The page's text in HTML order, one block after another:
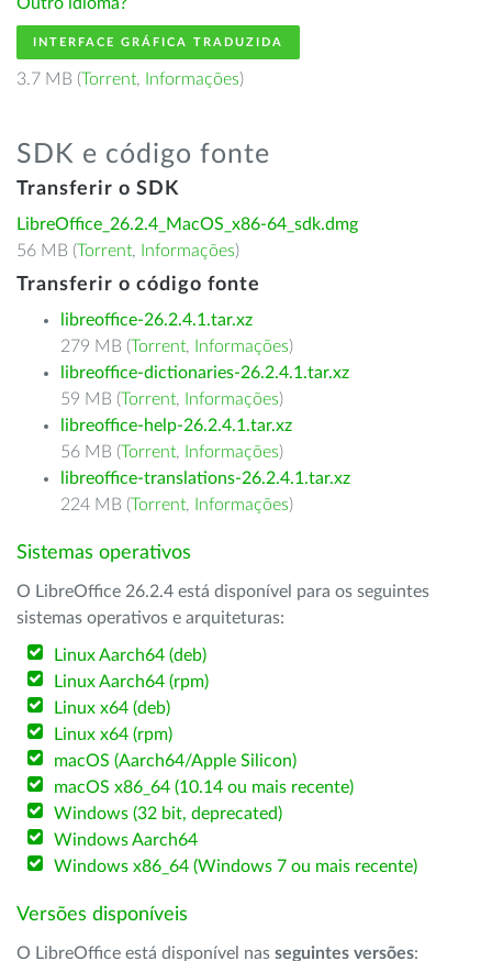
INTERFACE GRÁFICA TRADUZIDA
3.7 MB (Torrent, Informações)
SDK e código fonte
Transferir o SDK
LibreOffice_26.2.4_MacOS_x86-64_sdk.dmg
56 MB (Torrent, Informações)
Transferir o código fonte
libreoffice-26.2.4.1.tar.xz
279 MB (Torrent, Informações)
libreoffice-dictionaries-26.2.4.1.tar.xz
59 MB (Torrent, Informações)
libreoffice-help-26.2.4.1.tar.xz
56 MB (Torrent, Informações)
libreoffice-translations-26.2.4.1.tar.xz
224 MB (Torrent, Informações)
Sistemas operativos
O LibreOffice 26.2.4 está disponível para os seguintes
sistemas operativos e arquiteturas:
Linux Aarch64 (deb)
Linux Aarch64 (rpm)
Linux x64 (deb)
Linux x64 (rpm)
macOS (Aarch64/Apple Silicon)
macOS x86_64 (10.14 ou mais recente)
Windows (32 bit, deprecated)
Windows Aarch64
Windows x86_64 (Windows 7 ou mais recente)
Versões disponíveis
O LibreOffice está disponível nas seguintes versões: